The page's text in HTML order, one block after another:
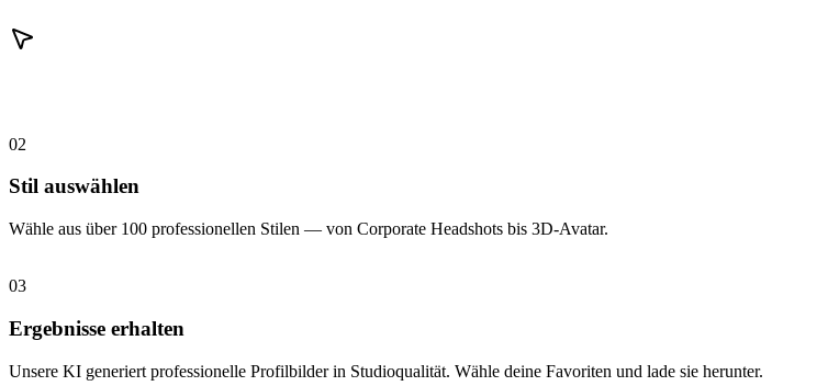
02
Stil auswählen
Wähle aus über 100 professionellen Stilen — von Corporate Headshots bis 3D-Avatar.
03
Ergebnisse erhalten
Unsere KI generiert professionelle Profilbilder in Studioqualität. Wähle deine Favoriten und lade sie herunter.